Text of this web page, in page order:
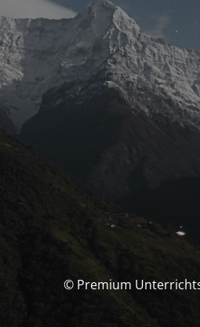
© Premium